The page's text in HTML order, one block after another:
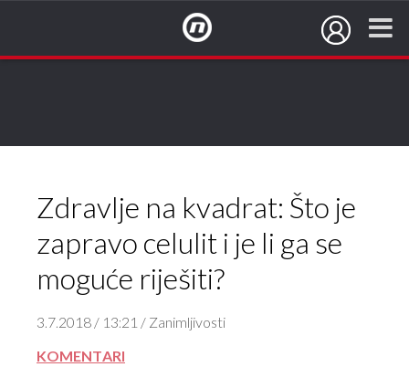
Zdravlje na kvadrat: Što je
zapravo celulit i je li ga se
moguće riješiti?
3.7.2018 / 13:21 / Zanimljivosti
KOMENTARI